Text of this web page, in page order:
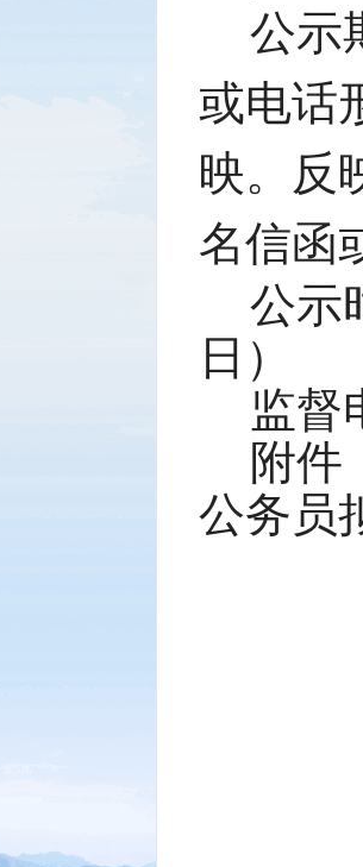
公示
或电话
映。反
名信函
公示
日）
监督
附件
公务员